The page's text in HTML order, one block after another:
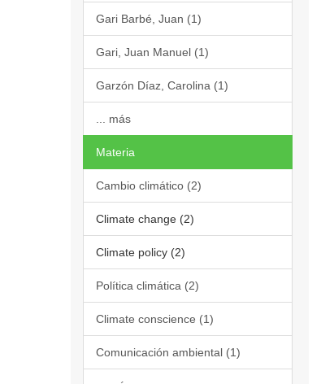
Gari Barbé, Juan (1)
Gari, Juan Manuel (1)
Garzón Díaz, Carolina (1)
... más
Materia
Cambio climático (2)
Climate change (2)
Climate policy (2)
Política climática (2)
Climate conscience (1)
Comunicación ambiental (1)